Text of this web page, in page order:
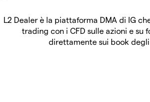
L2 Dealer è la piattaforma DMA di IG
trading con i CFD sulle azioni e su
direttamente sui book degli